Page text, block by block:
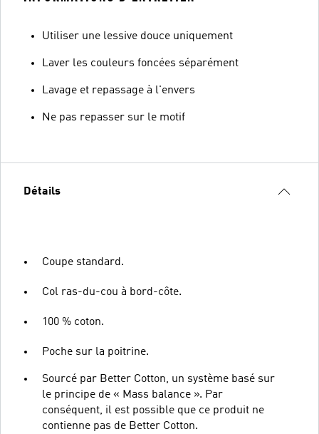
Utiliser une lessive douce uniquement
Laver les couleurs foncées séparément
Lavage et repassage à l'envers
Ne pas repasser sur le motif
Détails
Coupe standard.
Col ras-du-cou à bord-côte.
100 % coton.
Poche sur la poitrine.
Sourcé par Better Cotton, un système basé sur
le principe de « Mass balance ». Par
conséquent, il est possible que ce produit ne
contienne pas de Better Cotton.